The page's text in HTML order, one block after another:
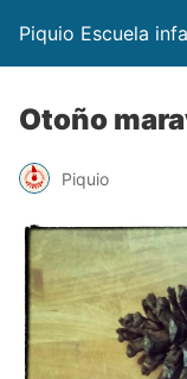
Piquio Escuela
Otoño
Piquio